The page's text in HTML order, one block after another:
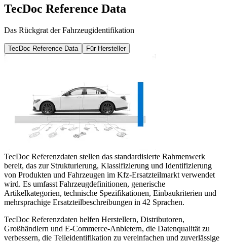
TecDoc Reference Data
Das Rückgrat der Fahrzeugidentifikation
TecDoc Reference Data Für Hersteller
TecDoc Referenzdaten stellen das standardisierte Rahmenwerk
bereit, das zur Strukturierung, Klassifizierung und Identifizierung
von Produkten und Fahrzeugen im Kfz-Ersatzteilmarkt verwendet
wird. Es umfasst Fahrzeugdefinitionen, generische
Artikelkategorien, technische Spezifikationen, Einbaukriterien und
mehrsprachige Ersatzteilbeschreibungen in 42 Sprachen.
TecDoc Referenzdaten helfen Herstellern, Distributoren,
Großhändlern und E-Commerce-Anbietern, die Datenqualität zu
verbessern, die Teileidentifikation zu vereinfachen und zuverlässige